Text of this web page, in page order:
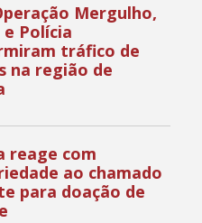
Mergulho,
e Polícia
tráfico de
na região de
reage com
ao chamado
para doação de